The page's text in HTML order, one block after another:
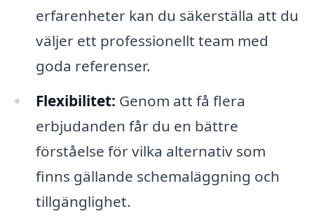
erfarenheter kan du säkerställa att du
väljer ett professionellt team med
goda referenser.
Flexibilitet: Genom att få flera
erbjudanden får du en bättre
förståelse för vilka alternativ som
finns gällande schemaläggning och
tillgänglighet.